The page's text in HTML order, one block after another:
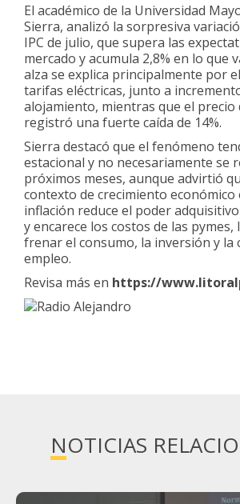
El académico de la Universidad
Sierra, analizó la sorpresiva
IPC de julio, que supera las
mercado y acumula 2,8% en lo que
alza se explica principalmente por
tarifas eléctricas, junto a
alojamiento, mientras que el precio
registró una fuerte caída de 14%.
Sierra destacó que el fenómeno
estacional y no necesariamente se
próximos meses, aunque advirtió
contexto de crecimiento económico
inflación reduce el poder
y encarece los costos de las pymes,
frenar el consumo, la inversión y la
empleo.
Revisa más en https://
NOTICIAS